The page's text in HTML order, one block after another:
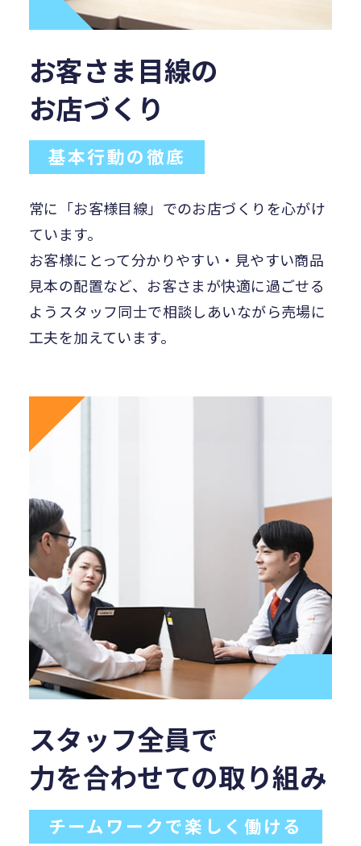
お客さま目線の
お店づくり
基本行動の徹底
常に「お客様目線」でのお店づくりを心がけ
ています。
お客様にとって分かりやすい・見やすい商品
見本の配置など、お客さまが快適に過ごせる
ようスタッフ同士で相談しあいながら売場に
工夫を加えています。
スタッフ全員で
力を合わせての取り組み
チームワークで楽しく働ける